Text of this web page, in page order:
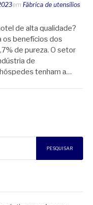
em Fábrica de utensílios
de alta qualidade?
os benefícios dos
de pureza. O setor
de
tenham a…
PESQUISAR